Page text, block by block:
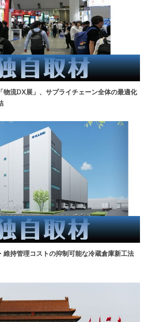
物流DX展」、サプライチェーン全体の最適化
維持管理コストの抑制可能な冷蔵倉庫新工法